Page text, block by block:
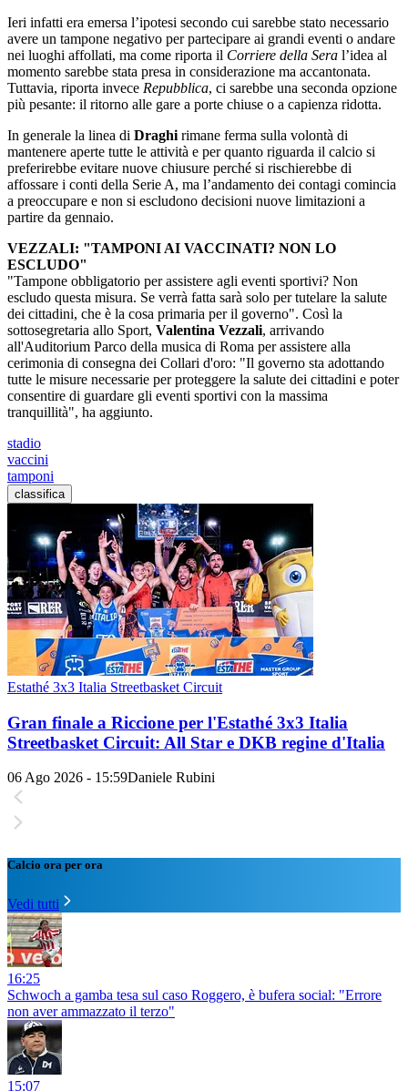
Ieri infatti era emersa l’ipotesi secondo cui sarebbe stato necessario
avere un tampone negativo per partecipare ai grandi eventi o andare
nei luoghi affollati, ma come riporta il Corriere della Sera l’idea al
momento sarebbe stata presa in considerazione ma accantonata.
Tuttavia, riporta invece Repubblica, ci sarebbe una seconda opzione
più pesante: il ritorno alle gare a porte chiuse o a capienza ridotta.
In generale la linea di Draghi rimane ferma sulla volontà di
mantenere aperte tutte le attività e per quanto riguarda il calcio si
preferirebbe evitare nuove chiusure perché si rischierebbe di
affossare i conti della Serie A, ma l’andamento dei contagi comincia
a preoccupare e non si escludono decisioni nuove limitazioni a
partire da gennaio.
VEZZALI: "TAMPONI AI VACCINATI? NON LO
ESCLUDO"
"Tampone obbligatorio per assistere agli eventi sportivi? Non
escludo questa misura. Se verrà fatta sarà solo per tutelare la salute
dei cittadini, che è la cosa primaria per il governo". Così la
sottosegretaria allo Sport, Valentina Vezzali, arrivando
all'Auditorium Parco della musica di Roma per assistere alla
cerimonia di consegna dei Collari d'oro: "Il governo sta adottando
tutte le misure necessarie per proteggere la salute dei cittadini e poter
consentire di guardare gli eventi sportivi con la massima
tranquillità", ha aggiunto.
stadio
vaccini
tamponi
classifica
Estathé 3x3 Italia Streetbasket Circuit
Gran finale a Riccione per l'Estathé 3x3 Italia
Streetbasket Circuit: All Star e DKB regine d'Italia
06 Ago 2026 - 15:59Daniele Rubini
Calcio ora per ora
Vedi tutti
16:25
Schwoch a gamba tesa sul caso Roggero, è bufera social: "Errore
non aver ammazzato il terzo"
15:07